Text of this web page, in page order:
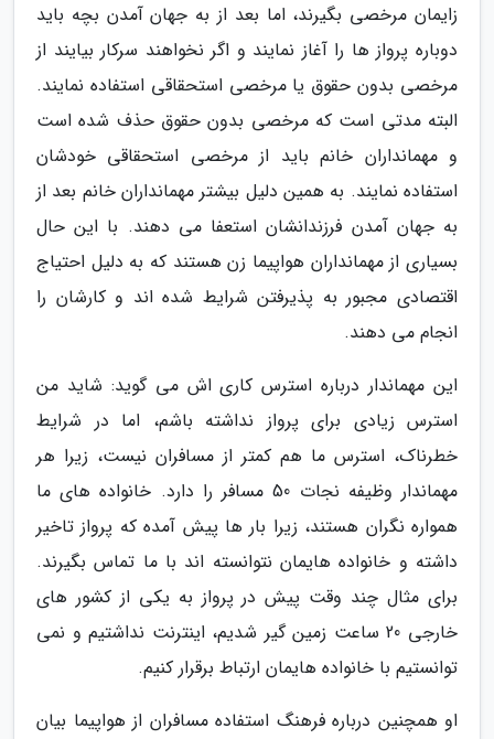
زایمان مرخصی بگیرند، اما بعد از به جهان آمدن بچه باید
دوباره پرواز ها را آغاز نمایند و اگر نخواهند سرکار بیایند از
مرخصی بدون حقوق یا مرخصی استحقاقی استفاده نمایند.
البته مدتی است که مرخصی بدون حقوق حذف شده است
و مهمانداران خانم باید از مرخصی استحقاقی خودشان
استفاده نمایند. به همین دلیل بیشتر مهمانداران خانم بعد از
به جهان آمدن فرزندانشان استعفا می دهند. با این حال
بسیاری از مهمانداران هواپیما زن هستند که به دلیل احتیاج
اقتصادی مجبور به پذیرفتن شرایط شده اند و کارشان را
انجام می دهند.
این مهماندار درباره استرس کاری اش می گوید: شاید من
استرس زیادی برای پرواز نداشته باشم، اما در شرایط
خطرناک، استرس ما هم کمتر از مسافران نیست، زیرا هر
مهماندار وظیفه نجات 50 مسافر را دارد. خانواده های ما
همواره نگران هستند، زیرا بار ها پیش آمده که پرواز تاخیر
داشته و خانواده هایمان نتوانسته اند با ما تماس بگیرند.
برای مثال چند وقت پیش در پرواز به یکی از کشور های
خارجی 20 ساعت زمین گیر شدیم، اینترنت نداشتیم و نمی
توانستیم با خانواده هایمان ارتباط برقرار کنیم.
او همچنین درباره فرهنگ استفاده مسافران از هواپیما بیان